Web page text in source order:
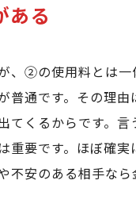
ある
、②の使用料とは
普通です。その理
くるからです。
重要です。ほぼ確
不安のある相手な